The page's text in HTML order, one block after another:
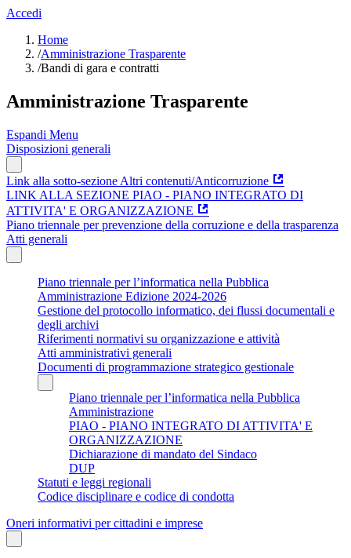
Accedi
Home
/Amministrazione Trasparente
/Bandi di gara e contratti
Amministrazione Trasparente
Espandi Menu
Disposizioni generali
Link alla sotto-sezione Altri contenuti/Anticorruzione
LINK ALLA SEZIONE PIAO - PIANO INTEGRATO DI
ATTIVITA' E ORGANIZZAZIONE
Piano triennale per prevenzione della corruzione e della trasparenza
Atti generali
Piano triennale per l’informatica nella Pubblica
Amministrazione Edizione 2024-2026
Gestione del protocollo informatico, dei flussi documentali e
degli archivi
Riferimenti normativi su organizzazione e attività
Atti amministrativi generali
Documenti di programmazione strategico gestionale
Piano triennale per l’informatica nella Pubblica
Amministrazione
PIAO - PIANO INTEGRATO DI ATTIVITA' E
ORGANIZZAZIONE
Dichiarazione di mandato del Sindaco
DUP
Statuti e leggi regionali
Codice disciplinare e codice di condotta
Oneri informativi per cittadini e imprese